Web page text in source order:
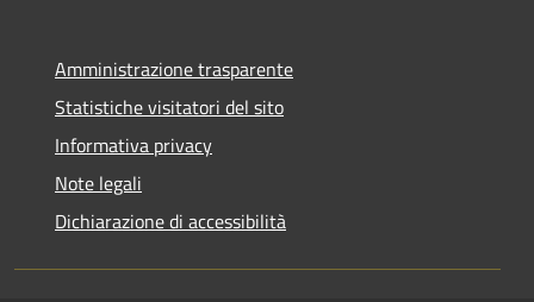
Amministrazione trasparente
Statistiche visitatori del sito
Informativa privacy
Note legali
Dichiarazione di accessibilità